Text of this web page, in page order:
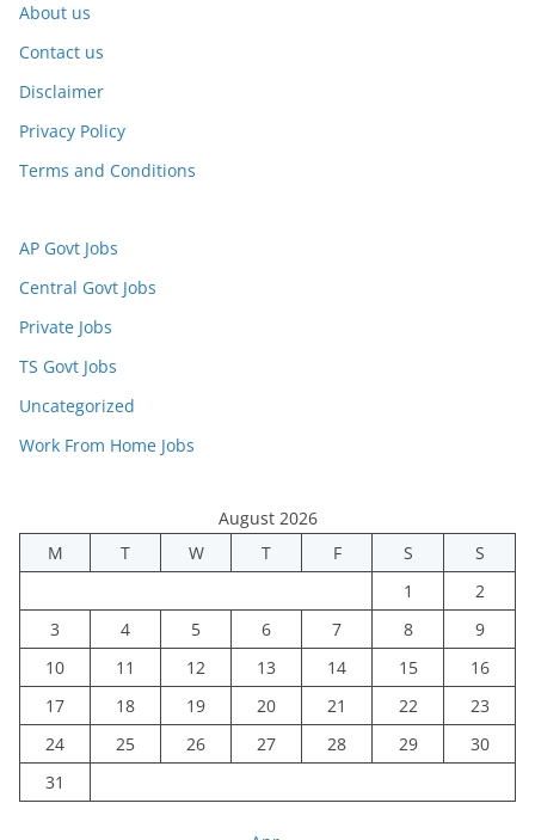
About us
Contact us
Disclaimer
Privacy Policy
Terms and Conditions
AP Govt Jobs
Central Govt Jobs
Private Jobs
TS Govt Jobs
Uncategorized
Work From Home Jobs
August 2026
M
T W T F S
S
1
2
3
4 5 6 7 8
9
10
11 12 13 14 15
16
17
18 19 20 21 22
23
24
25 26 27 28 29
30
31